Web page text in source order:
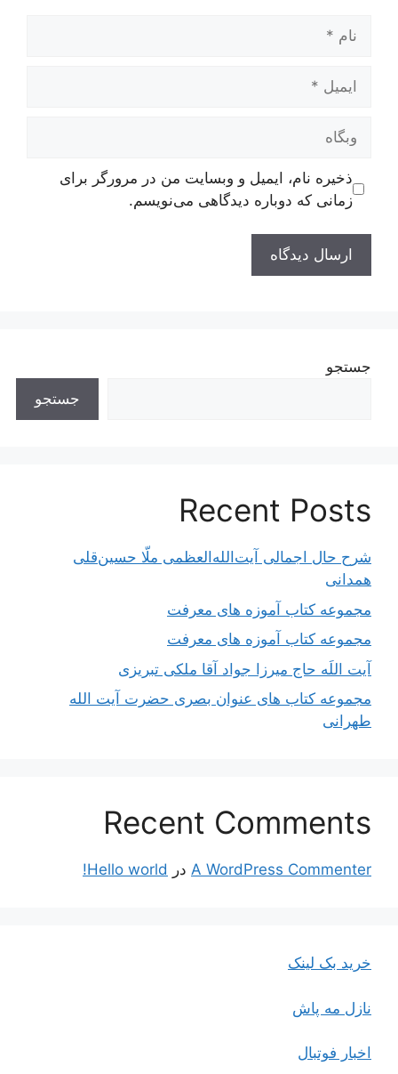
وبگاه
ذخیره نام، ایمیل و وبسایت من در مرورگر برای
زمانی که دوباره دیدگاهی می‌نویسم.
جستجو
جستجو
Recent Posts
شرح حال اجمالی آیت‌الله‌العظمی ملّا حسین‌قلی
همدانی
مجموعه کتاب آموزه های معرفت
مجموعه کتاب آموزه های معرفت
آیت اللَه حاج میرزا جواد آقا ملکی تبریزی
مجموعه کتاب های عنوان بصری حضرت آیت الله
طهرانی
Recent Comments
A WordPress Commenter در Hello world!
خرید بک لینک
نازل مه پاش
اخبار فوتبال